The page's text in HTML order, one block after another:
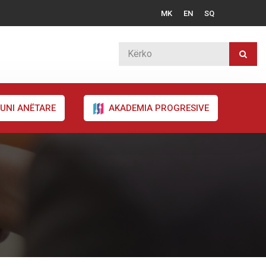
MK EN SQ
ANËTARE AKADEMIA PROGRESIVE